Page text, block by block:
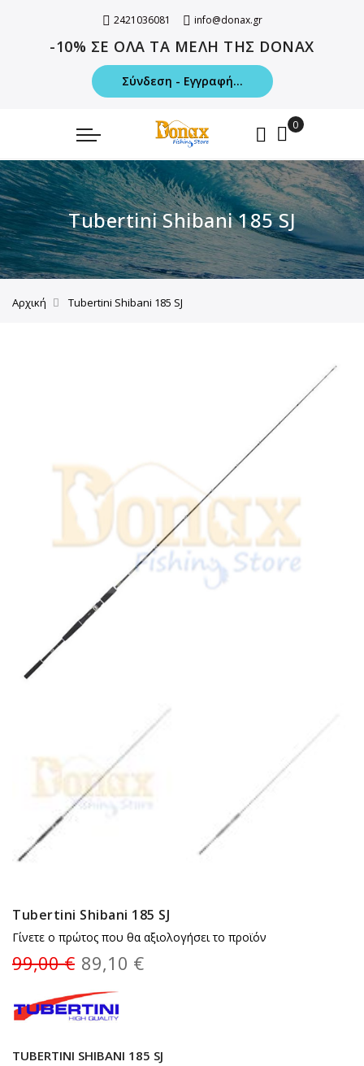
2421036081 info@donax.gr
-10% ΣΕ ΟΛΑ ΤΑ ΜΕΛΗ ΤΗΣ DONAX
Σύνδεση - Εγγραφή...
Tubertini Shibani 185 SJ
Αρχική Tubertini Shibani 185 SJ
Tubertini Shibani 185 SJ
Γίνετε ο πρώτος που θα αξιολογήσει το προϊόν
89,10 €
99,00 €
TUBERTINI SHIBANI 185 SJ